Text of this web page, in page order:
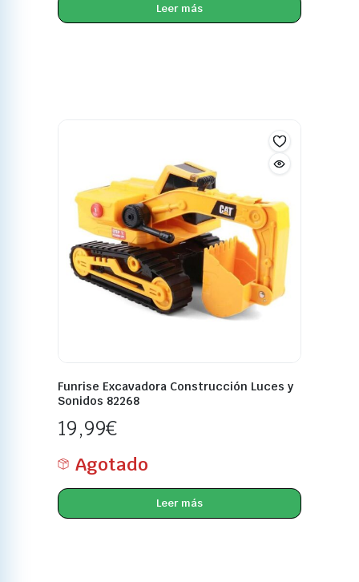
Leer más
Funrise Excavadora Construcción Luces y
Sonidos 82268
19,99€
Agotado
Leer más